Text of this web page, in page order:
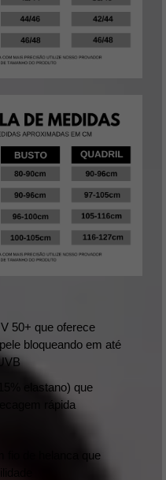
50+ que oferece
bloqueando em até
elastano) que
rápida
fio de helanca que